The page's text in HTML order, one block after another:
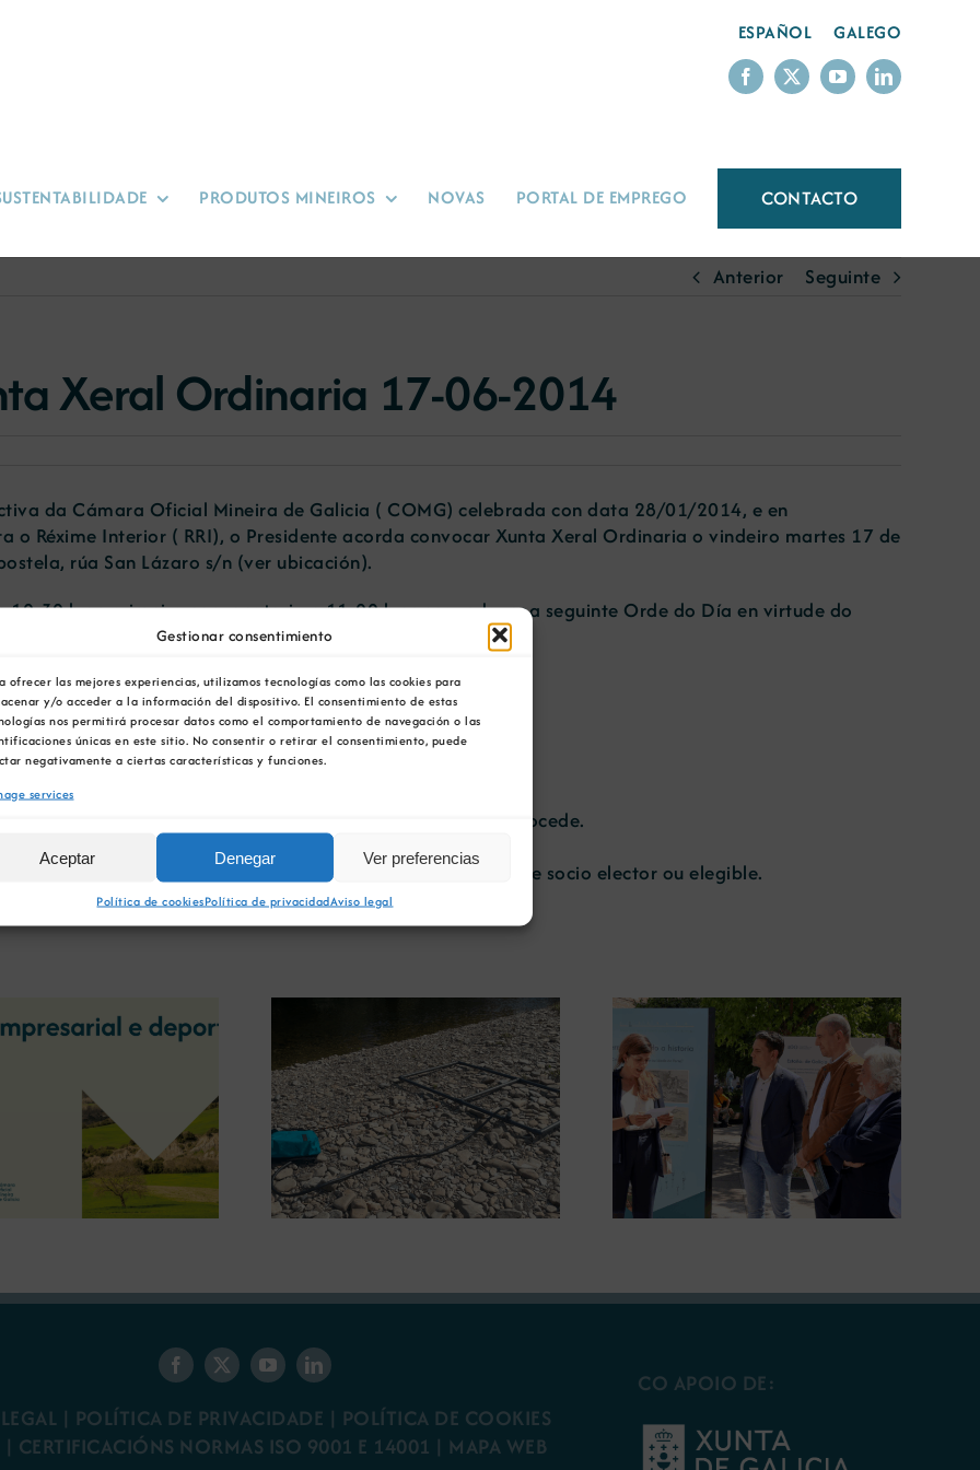
Gestionar consentimiento
ofrecer las mejores experiencias, utilizamos tecnologías como las cookies para
y/o acceder a la información del dispositivo. El consentimiento de estas
nos permitirá procesar datos como el comportamiento de navegación o las
únicas en este sitio. No consentir o retirar el consentimiento, puede
negativamente a ciertas características y funciones.
services
Aceptar Denegar Ver preferencias
Política de cookiesPolítica de privacidadAviso legal
ESPAÑOL GALEGO
PRODUTOS MINEIROS NOVAS PORTAL DE EMPREGO CONTACTO
Anterior Seguinte
Xeral Ordinaria 17-06-2014
da Cámara Oficial Mineira de Galicia ( COMG) celebrada con data 28/01/2014, e en
Réxime Interior ( RRI), o Presidente acorda convocar Xunta Xeral Ordinaria o vindeiro martes 17 de
rúa San Lázaro s/n (ver ubicación).
h en primeira convocatoria e 11:00 h en segunda, coa seguinte Orde do Día en virtude do
Xuntas Xerais Ordinaria e Extraordinaria do ano 2013.
máis importantes do ano 2013.
ingresos e gastos do ano 2013.
Directiva.
necesarias para o sostemento dos gastos xerais.
e gastos para o ano 2014.
Elección para cargos vacantes da Xunta Directiva, se procede.
de Xuntas Xerais, e o formulario de alta na condición de socio elector ou elegible.
presentan as últimas
innovacións en restauración
ambiental para a minaría
galega
A COMG inaugura en
Ourense a exposición
‘Tesouros da terra’
A COMG leva a Vigo a
exposición ‘Tesouros da terra’
| POLÍTICA DE PRIVACIDADE | POLÍTICA DE COOKIES
| CERTIFICACIÓNS NORMAS ISO 9001 E 14001 | MAPA WEB
CO APOIO DE: